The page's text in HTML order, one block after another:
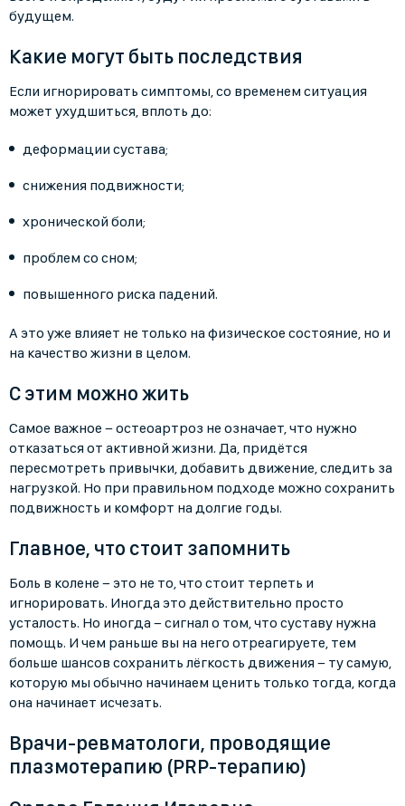
будущем.
Какие могут быть последствия
Если игнорировать симптомы, со временем ситуация
может ухудшиться, вплоть до:
деформации сустава;
снижения подвижности;
хронической боли;
проблем со сном;
повышенного риска падений.
А это уже влияет не только на физическое состояние, но и
на качество жизни в целом.
С этим можно жить
Самое важное − остеоартроз не означает, что нужно
отказаться от активной жизни. Да, придётся
пересмотреть привычки, добавить движение, следить за
нагрузкой. Но при правильном подходе можно сохранить
подвижность и комфорт на долгие годы.
Главное, что стоит запомнить
Боль в колене − это не то, что стоит терпеть и
игнорировать. Иногда это действительно просто
усталость. Но иногда − сигнал о том, что суставу нужна
помощь. И чем раньше вы на него отреагируете, тем
больше шансов сохранить лёгкость движения − ту самую,
которую мы обычно начинаем ценить только тогда, когда
она начинает исчезать.
Врачи-ревматологи, проводящие
плазмотерапию (PRP-терапию)